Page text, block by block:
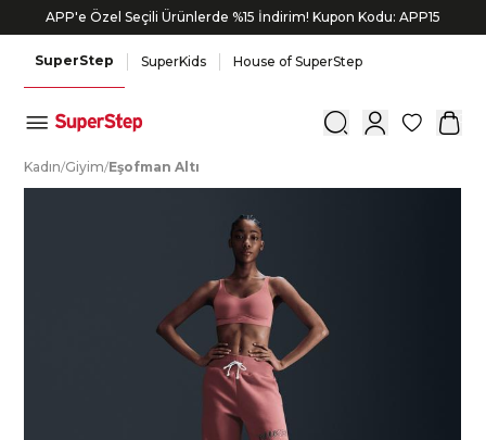
APP'e Özel Seçili Ürünlerde %15 İndirim! Kupon Kodu: APP15
SuperStep SuperKids House of SuperStep
0
Kadın/Giyim/Eşofman A ltı